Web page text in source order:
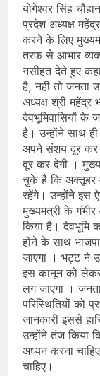
योगेश्वर सिंह
प्रदेश अध्यक्ष
करने के लिए
तरफ से आभार
नसीहत देते हुए
है, नही तो जनता
अध्यक्ष श्री
देवभूमिवासियों के
है। उन्होंने साथ
अपने संशय दूर कर
दूर कर देगी ।
चुके है कि अक्तूबर
रहेंगे। उन्होंने इस
मुख्यमंत्री के
किया है। देवभूमि
होने के साथ
जाएगा । भट्ट ने
इस कानून को लेकर
लग जाएगा ।
परिस्थितियों को
जानकारी इससे
उन्होंने तंज किया
अध्यन करना
चाहिए।